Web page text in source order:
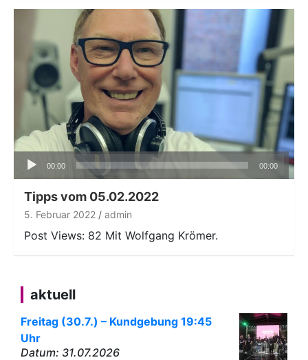
Audio-
00:00 00:00
Tipps vom 05.02.2022
5. Februar 2022 admin
Post Views: 82 Mit Wolfgang Krömer.
aktuell
Freitag (30.7.) – Kundgebung 19:45
Uhr
Datum: 31.07.2026